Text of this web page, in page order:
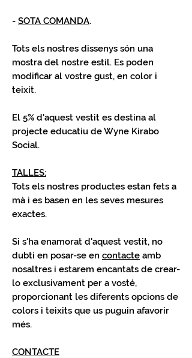
- SOTA COMANDA.
Tots els nostres dissenys són una
mostra del nostre estil. Es poden
modificar al vostre gust, en color i
teixit.
El 5% d'aquest vestit es destina al
projecte educatiu de Wyne Kirabo
Social.
TALLES:
Tots els nostres productes estan fets a
mà i es basen en les seves mesures
exactes.
Si s'ha enamorat d'aquest vestit, no
dubti en posar-se en contacte amb
nosaltres i estarem encantats de crear-
lo exclusivament per a vosté,
proporcionant les diferents opcions de
colors i teixits que us puguin afavorir
més.
CONTACTE